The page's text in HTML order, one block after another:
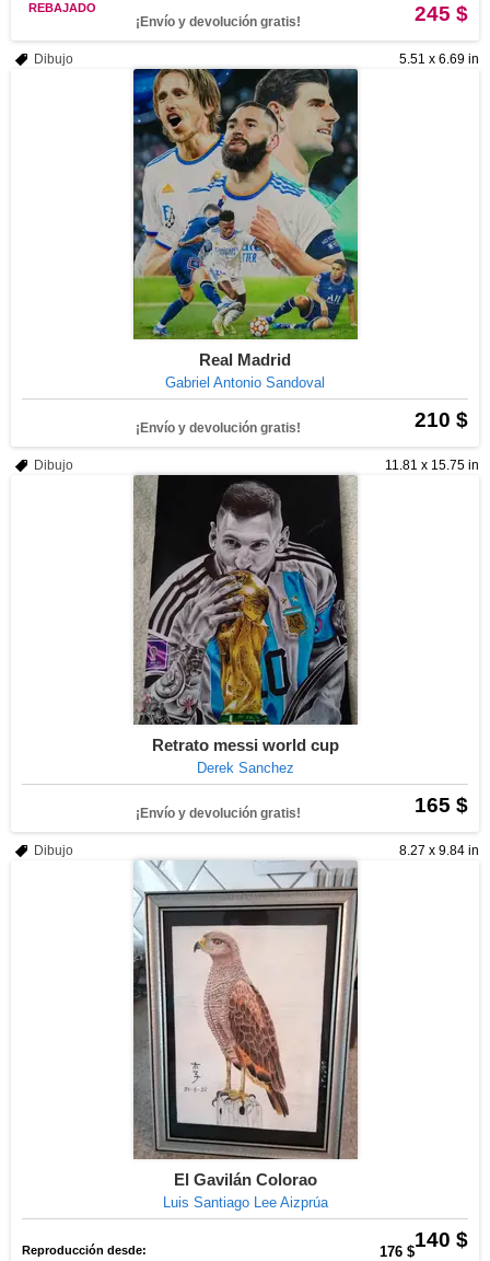
245 $
REBAJADO
¡Envío y devolución gratis!
5.51 x 6.69 in
Dibujo
Real Madrid
Gabriel Antonio Sandoval
210 $
¡Envío y devolución gratis!
11.81 x 15.75 in
Dibujo
Retrato messi world cup
Derek Sanchez
165 $
¡Envío y devolución gratis!
8.27 x 9.84 in
Dibujo
El Gavilán Colorao
Luis Santiago Lee Aizprúa
140 $
Reproducción desde: 176 $